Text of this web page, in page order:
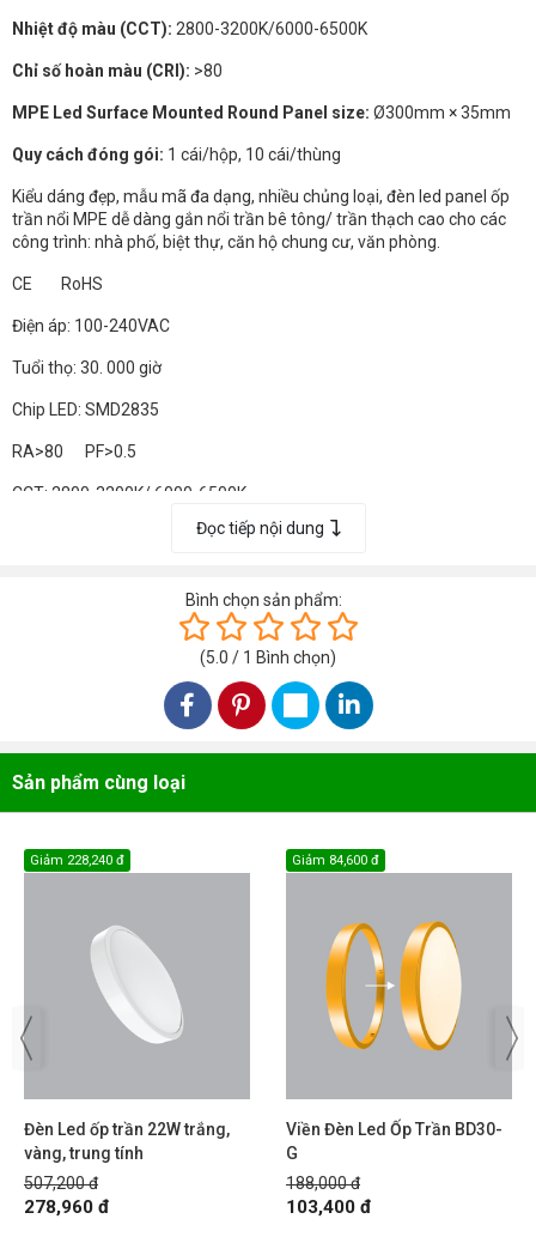
Nhiệt độ màu (CCT): 2800-3200K/6000-6500K
Chỉ số hoàn màu (CRI): >80
MPE Led Surface Mounted Round Panel size: Ø300mm × 35mm
Quy cách đóng gói: 1 cái/hộp, 10 cái/thùng
Kiểu dáng đẹp, mẫu mã đa dạng, nhiều chủng loại, đèn led panel ốp
trần nổi MPE dễ dàng gắn nổi trần bê tông/ trần thạch cao cho các
công trình: nhà phố, biệt thự, căn hộ chung cư, văn phòng.
CE RoHS
Điện áp: 100-240VAC
Tuổi thọ: 30. 000 giờ
Chip LED: SMD2835
RA>80 PF>0.5
CCT: 2800-3200K/ 6000-6500K
Đọc tiếp nội dung
Bình chọn sản phẩm:
(5.0 / 1 Bình chọn)
Sản phẩm cùng loại
Đèn Led ốp trần 22W trắng,
vàng, trung tính
507,200 đ
Giảm 228,240 đ
278,960 đ
Viền Đèn Led Ốp Trần BD30-
G
188,000 đ
Giảm 84,600 đ
103,400 đ